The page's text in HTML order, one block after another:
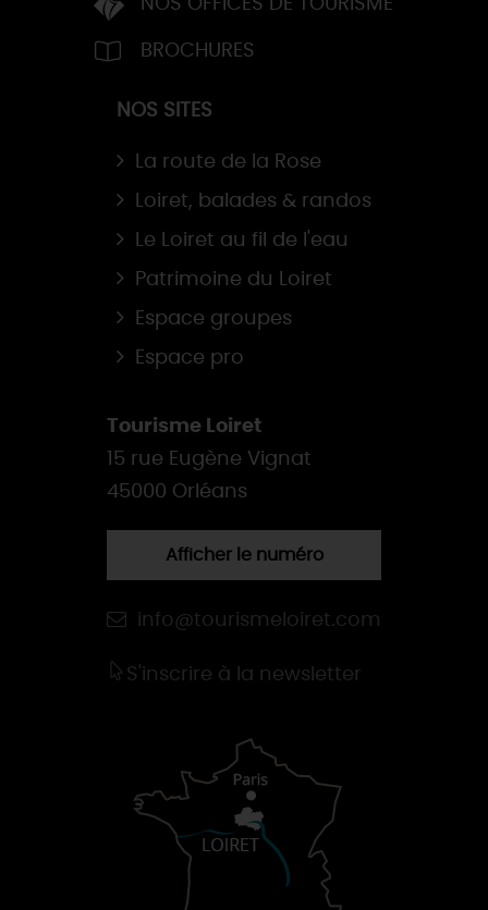
NOS OFFICES DE TOURISME
BROCHURES
NOS SITES
La route de la Rose
Loiret, balades & randos
Le Loiret au fil de l'eau
Patrimoine du Loiret
Espace groupes
Espace pro
Tourisme Loiret
15 rue Eugène Vignat
45000 Orléans
Afficher le numéro
info@tourismeloiret.com
S'inscrire à la newsletter